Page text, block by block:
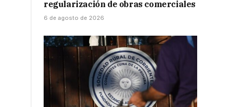
regularización de obras comerciales
6 de agosto de 2026